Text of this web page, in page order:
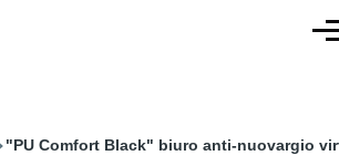
"PU Comfort Black" biuro anti-nuovargio